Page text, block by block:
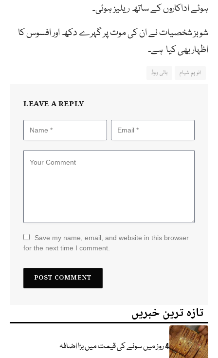
ہوئے اداکاروں کے ساتھ ریلیز ہوئی۔
شوبز شخصیات نے ان کی موت پر گہرے دکھ اور افسوس کا
اظہار بھی کیا ہے۔
انوپم شیام بالی ووڈ
LEAVE A REPLY
Save my name, email, and website in this browser
for the next time I comment.
تازہ ترین خبریں
4 روز میں سونے کی قیمت میں بڑا اضافہ